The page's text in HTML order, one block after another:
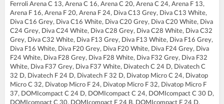
FERROLI BLUEHELIX PRO 32 C
FERROLI BLUEHELIX TECH 25C
FERROLI BLUEHELIX TECH 35C
FERROLI DIVA C13
FERROLI DIVA C16
FERROLI DIVA C20
FERROLI DIVA C24
FERROLI DIVA C28
FERROLI DIVA C32
FERROLI DIVA F13
FERROLI DIVA F16
Ferroli Arena C 13, Arena C 16, Arena C 20, Arena C 24, Arena F 13,
Arena F 16, Arena F 20, Arena F 24, Diva C13 Grey, Diva C13 White,
Diva C16 Grey, Diva C16 White, Diva C20 Grey, Diva C20 White, Diva
C24 Grey, Diva C24 White, Diva C28 Grey, Diva C28 White, Diva C32
Grey, Diva C32 White, Diva F13 Grey, Diva F13 White, Diva F16 Grey,
Diva F16 White, Diva F20 Grey, Diva F20 White, Diva F24 Grey, Diva
F24 White, Diva F28 Grey, Diva F28 White, Diva F32 Grey, Diva F32
White, Diva F37 Grey, Diva F37 White, Divatech C 24 D, Divatech C
32 D, Divatech F 24 D, Divatech F 32 D, Divatop Micro C 24, Divatop
Micro C 32, Divatop Micro F 24, Divatop Micro F 32, Divatop Micro F
37, DOMIcompact C 24 D, DOMIcompact C 24, DOMIcompact C 30 D,
DOMIcompact C 30, DOMIcompact F 24 B, DOMIcompact F 24 D,